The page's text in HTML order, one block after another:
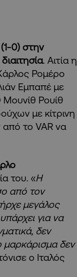
0) στην
. Αιτία η
Ρομέρο
Εμπαπέ με
Ρουίθ
με κίτρινη
το VAR να
του. «Η
από τον
μεγάλος
για να
δεν
δεν
ο Ιταλός